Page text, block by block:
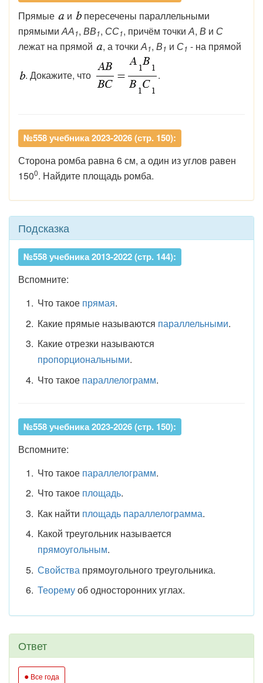
Прямые и
пересечены параллельными
прямымиАА1, ВВ1, СС1, причём точкиА, В и С
лежат на прямой
, а точкиА1, В1 и С1 - на прямой
. Докажите, что .
№558 учебника 2023-2026 (стр. 150):
Сторона ромба равна 6 см, а один из углов равен
1500. Найдите площадь ромба.
Подсказка
№558 учебника 2013-2022 (стр. 144):
Вспомните:
Что такое прямая.
Какие прямые называются параллельными.
Какие отрезки называются
пропорциональными.
Что такое параллелограмм.
№558 учебника 2023-2026 (стр. 150):
Вспомните:
Что такое параллелограмм.
Что такое площадь.
Как найти площадь параллелограмма.
Какой треугольник называется
прямоугольным.
Свойствапрямоугольного треугольника.
Теоремуоб односторонних углах.
Ответ
● Все года